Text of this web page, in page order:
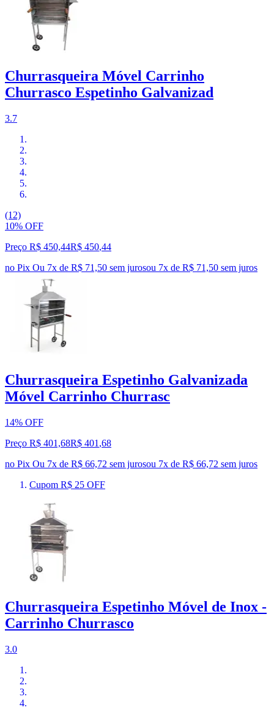
Churrasqueira Móvel Carrinho
Churrasco Espetinho Galvanizad
3.7
(12)
10% OFF
Preço R$ 450,44R$ 450,44
no Pix Ou 7x de R$ 71,50 sem jurosou 7x de R$ 71,50 sem juros
Churrasqueira Espetinho Galvanizada
Móvel Carrinho Churrasc
14% OFF
Preço R$ 401,68R$ 401 ,68
no Pix Ou 7x de R$ 66,72 sem jurosou 7x de R$ 66,72 sem juros
Cupom R$ 25 OFF
Churrasqueira Espetinho Móvel de Inox -
Carrinho Churrasco
3.0